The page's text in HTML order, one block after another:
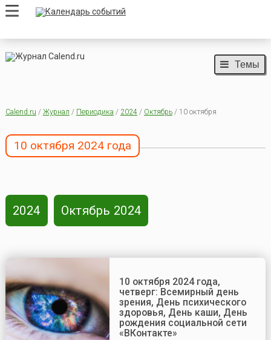
Темы
Calend.ru / Журнал / Периодика / 2024/ Октябрь/ 10 октября
10 октября 2024 года
2024 Октябрь 2024
10 октября 2024 года,
четверг: Всемирный день
зрения, День психического
здоровья, День каши, День
рождения социальной сети
«ВКонтакте»